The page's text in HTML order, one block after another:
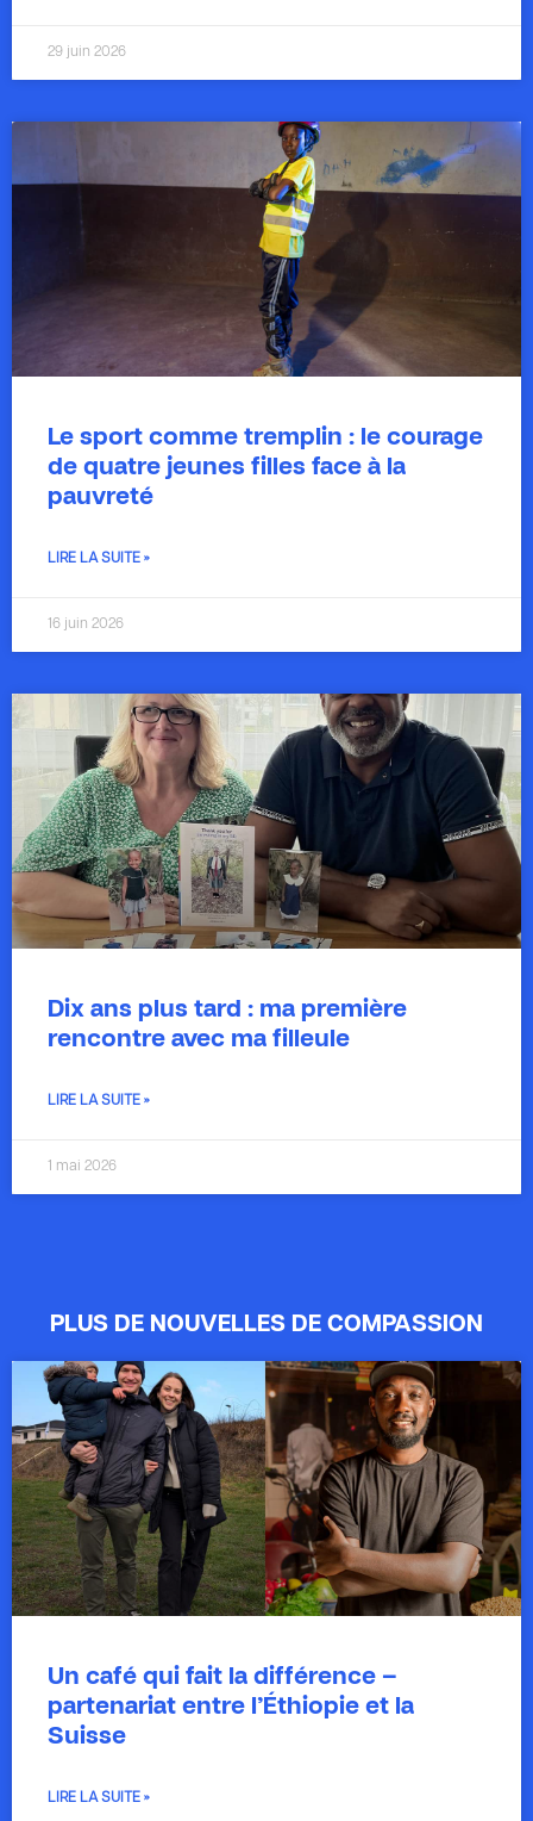
29 juin 2026
Le sport comme tremplin : le courage
de quatre jeunes filles face à la
pauvreté
LIRE LA SUITE »
16 juin 2026
Dix ans plus tard : ma première
rencontre avec ma filleule
LIRE LA SUITE »
1 mai 2026
PLUS DE NOUVELLES DE COMPASSION
Un café qui fait la différence –
partenariat entre l’Éthiopie et la
Suisse
LIRE LA SUITE »